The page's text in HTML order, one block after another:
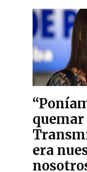
quemar
era